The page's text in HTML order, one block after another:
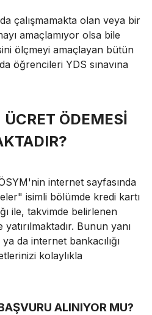
çalışmamakta olan veya bir
amaçlamıyor olsa bile
ölçmeyi amaçlayan bütün
öğrencileri YDS sınavına
ÖDEMESİ
internet sayfasında
isimli bölümde kredi kartı
ile, takvimde belirlenen
Bunun yanı
da internet bankacılığı
kolaylıkla
ALINIYOR MU?